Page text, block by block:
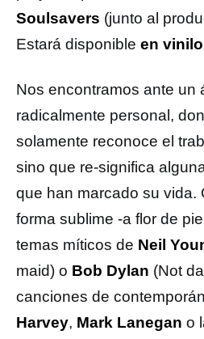
Soulsavers (junto al
Estará disponible en vinilo
Nos encontramos ante un
radicalmente personal,
solamente reconoce el
sino que re-significa
que han marcado su vida.
forma sublime -a flor de
temas míticos de Neil
maid) o Bob Dylan (Not
canciones de
Harvey, Mark Lanegan o